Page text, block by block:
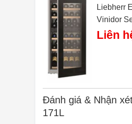
Liebherr
Vinidor
Liên
Đánh giá & Nhận
171L